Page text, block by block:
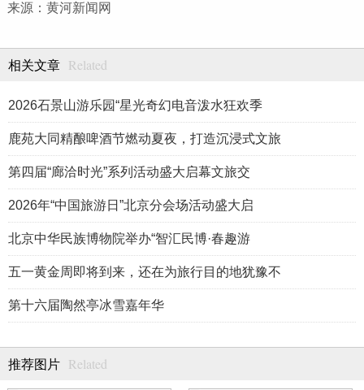
来源：黄河新闻网
相关文章 Related
2026石景山游乐园“星光奇幻电音泼水狂欢季
鹿苑大同精酿啤酒节燃动夏夜，打造沉浸式文旅
第四届“廊洽时光”系列活动盛大启幕文旅交
2026年“中国旅游日”北京分会场活动盛大启
北京中华民族博物院举办“智汇民博·春趣游
五一黄金周即将到来，还在为旅行目的地犹豫不
第十六届陶然亭冰雪嘉年华
推荐图片 Related